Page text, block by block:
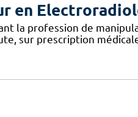
en
la profession de
sur prescription